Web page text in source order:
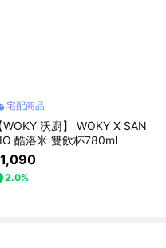
宅配商品
WOKY 沃廚】 WOKY X SAN
酷洛米 雙飲杯780ml
2.0%